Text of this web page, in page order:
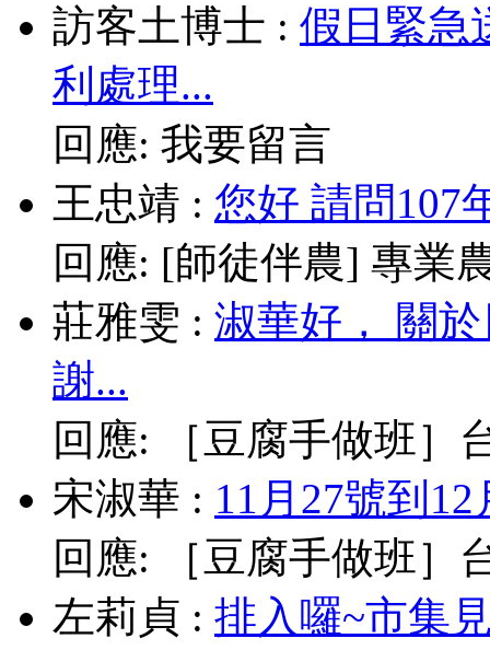
訪客土博士 : 假日緊急
利處理...
回應: 我要留言
王忠靖 : 您好 請問107
回應: [師徒伴農] 專業
莊雅雯 : 淑華好， 關
謝...
回應:
［豆腐手做班］
宋淑華 : 11月27號到
回應:
［豆腐手做班］
左莉貞 : 排入囉~市集